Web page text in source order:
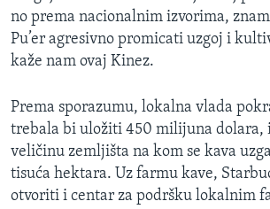
no prema nacionalnim izvorima,
Pu’er agresivno promicati uzgoj i
kaže nam ovaj Kinez.
Prema sporazumu, lokalna vlada
trebala bi uložiti 450 milijuna dolara,
veličinu zemljišta na kom se kava
tisuća hektara. Uz farmu kave,
otvoriti i centar za podršku lokalnim